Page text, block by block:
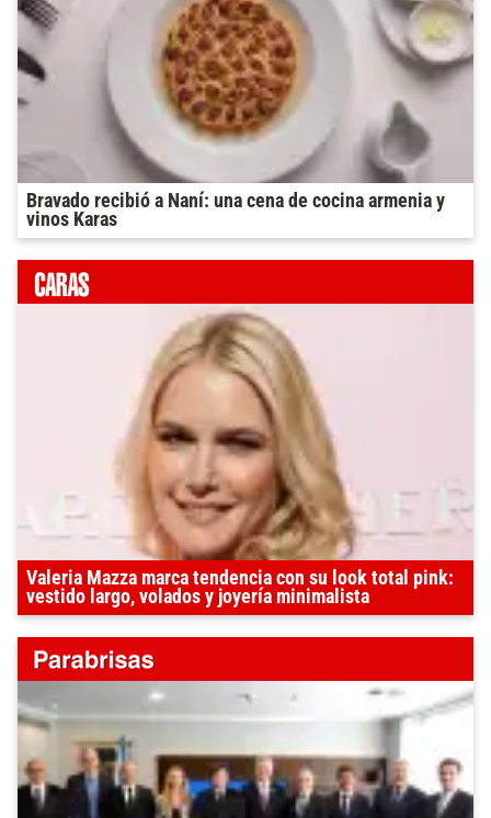
Bravado recibió a Naní: una cena de cocina armenia y
vinos Karas
Valeria Mazza marca tendencia con su look total pink:
vestido largo, volados y joyería minimalista